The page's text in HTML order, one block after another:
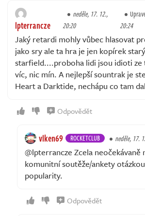
lpterrancze
neděle, 17. 12.,
20:20
20:24
Jaký retardi mohly vůbec hlasovat
jako sry ale ta hra je jen kopírek
starfield....proboha lidi jsou idioti ze
víc, nic mín. A nejlepší sountrak je
Heart a Darktide, nechápu co tam
Odpovědět
vlken69 ROCKETCLUB neděle, 17.
@lpterrancze Zcela neočekávaně
komunitní soutěže/ankety
popularity.
Odpovědět